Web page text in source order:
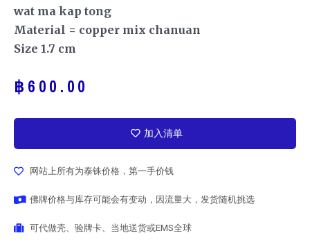
wat ma kap tong
Material = copper mix chanuan
Size 1.7 cm
฿ 600.00
加入清单
网站上所有为泰铢价格，第一手价钱
佛牌价格与库存可能会有变动，因流量大，发货随机挑选
可代做壳、验牌卡、当地送货或EMS全球